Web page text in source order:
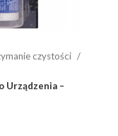
czystości
Urządzenia –